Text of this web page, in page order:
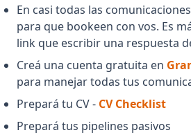
En casi todas las
para que bookeen con vos. Es
link que escribir una respuesta
Creá una cuenta gratuita en
para manejar todas tus
Prepará tu CV - CV Checklist
Prepará tus pipelines pasivos